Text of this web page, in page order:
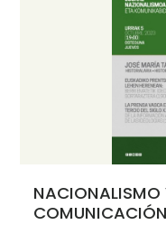
NACIONALISMO